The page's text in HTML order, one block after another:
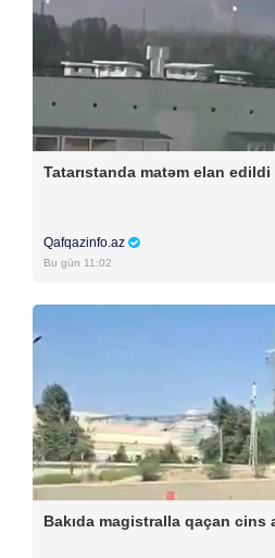
Tatarıstanda matəm elan edildi
Qafqazinfo.az
Bu gün 11:02
Bakıda magistralla qaçan cins